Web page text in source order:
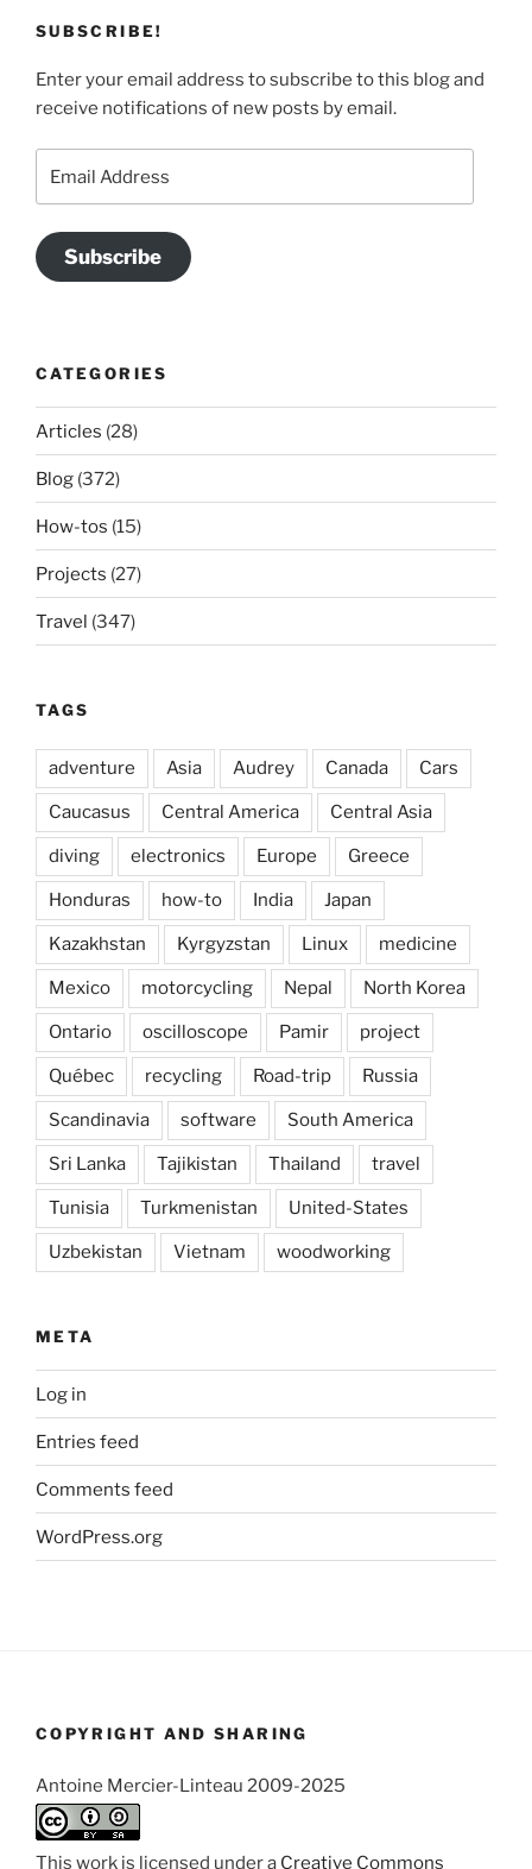
SUBSCRIBE!
Enter your email address to subscribe to this blog and
receive notifications of new posts by email.
Subscribe
CATEGORIES
Articles (28)
Blog (372)
How-tos (15)
Projects (27)
Travel (347)
TAGS
adventure Asia Audrey Canada Cars
Caucasus Central America Central Asia
diving electronics Europe Greece
Honduras how-to India Japan
Kazakhstan Kyrgyzstan Linux medicine
Mexico motorcycling Nepal North Korea
Ontario oscilloscope Pamir project
Québec recycling Road-trip Russia
Scandinavia software South America
Sri Lanka Tajikistan Thailand travel
Tunisia Turkmenistan United-States
Uzbekistan Vietnam woodworking
META
Log in
Entries feed
Comments feed
WordPress.org
COPYRIGHT AND SHARING
Antoine Mercier-Linteau 2009-2025
This work is licensed under a Creative Commons